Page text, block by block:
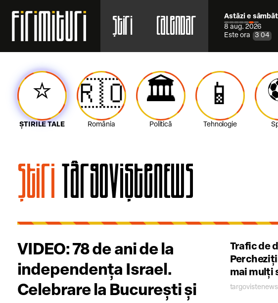
Știri Calendar
Astăzi e
8 aug. 2026
Este ora
3 :04
⭐️
ȘTIRILE TALE
🇷🇴
România
🏛️
Politică
📱
Tehnologie
Știri TârgovișteNEWS
VIDEO: 78 de ani de la
independența Israel.
Celebrare la București și
Trafic de
mai mulți